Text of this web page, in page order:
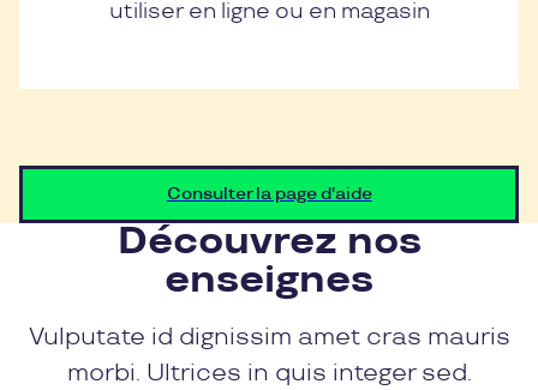
utiliser en ligne ou en magasin
Consulter la page d'aide
Découvrez nos
enseignes
Vulputate id dignissim amet cras mauris
morbi. Ultrices in quis integer sed.